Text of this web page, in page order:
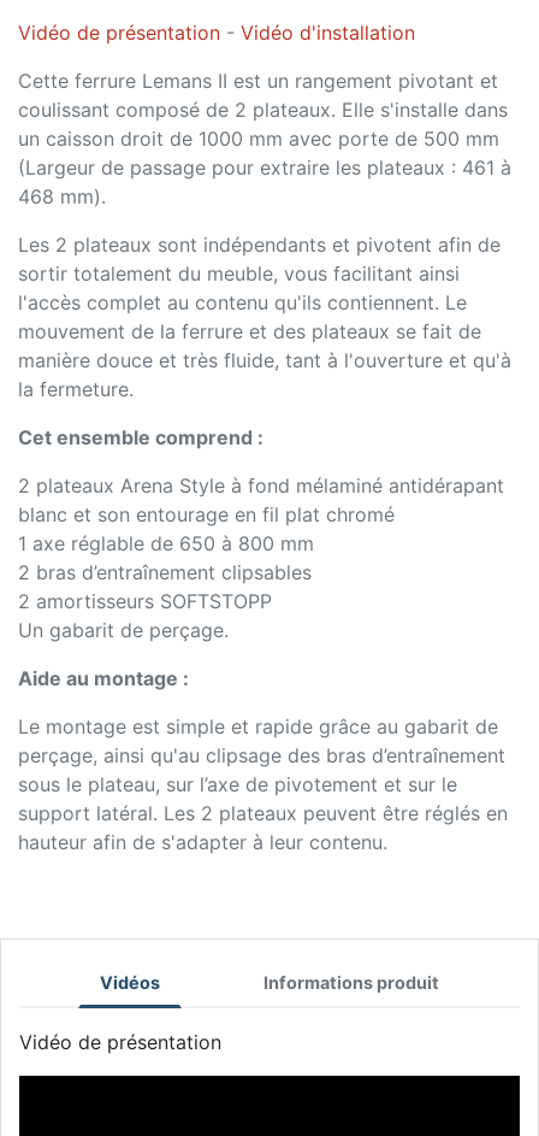
Vidéo de présentation - Vidéo d'installation
Cette ferrure Lemans II est un rangement pivotant et
coulissant composé de 2 plateaux. Elle s'installe dans
un caisson droit de 1000 mm avec porte de 500 mm
(Largeur de passage pour extraire les plateaux : 461 à
468 mm).
Les 2 plateaux sont indépendants et pivotent afin de
sortir totalement du meuble, vous facilitant ainsi
l'accès complet au contenu qu'ils contiennent. Le
mouvement de la ferrure et des plateaux se fait de
manière douce et très fluide, tant à l'ouverture et qu'à
la fermeture.
Cet ensemble comprend :
2 plateaux Arena Style à fond mélaminé antidérapant
blanc et son entourage en fil plat chromé
1 axe réglable de 650 à 800 mm
2 bras d’entraînement clipsables
2 amortisseurs SOFTSTOPP
Un gabarit de perçage.
Aide au montage :
Le montage est simple et rapide grâce au gabarit de
perçage, ainsi qu'au clipsage des bras d’entraînement
sous le plateau, sur l’axe de pivotement et sur le
support latéral. Les 2 plateaux peuvent être réglés en
hauteur afin de s'adapter à leur contenu.
Vidéos Informations produit
Vidéo de présentation